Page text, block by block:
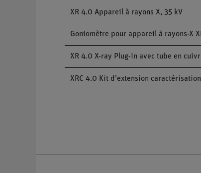
XR 4.0 Appareil à rayons X, 35 kV
Goniomètre pour appareil à rayons-X
XR 4.0 X-ray Plug-in avec tube en
XRC 4.0 Kit d'extension caractérisation